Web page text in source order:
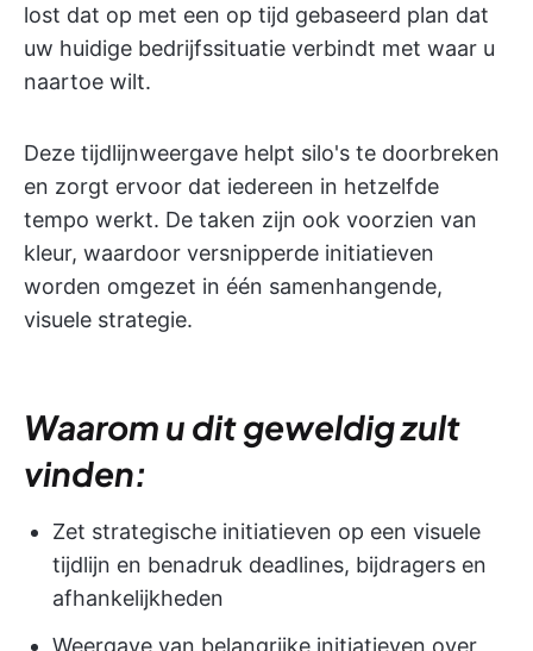
lost dat op met een op tijd gebaseerd plan dat
uw huidige bedrijfssituatie verbindt met waar u
naartoe wilt.
Deze tijdlijnweergave helpt silo's te doorbreken
en zorgt ervoor dat iedereen in hetzelfde
tempo werkt. De taken zijn ook voorzien van
kleur, waardoor versnipperde initiatieven
worden omgezet in één samenhangende,
visuele strategie.
Waarom u dit geweldig zult
vinden:
Zet strategische initiatieven op een visuele
tijdlijn en benadruk deadlines, bijdragers en
afhankelijkheden
Weergave van belangrijke initiatieven over